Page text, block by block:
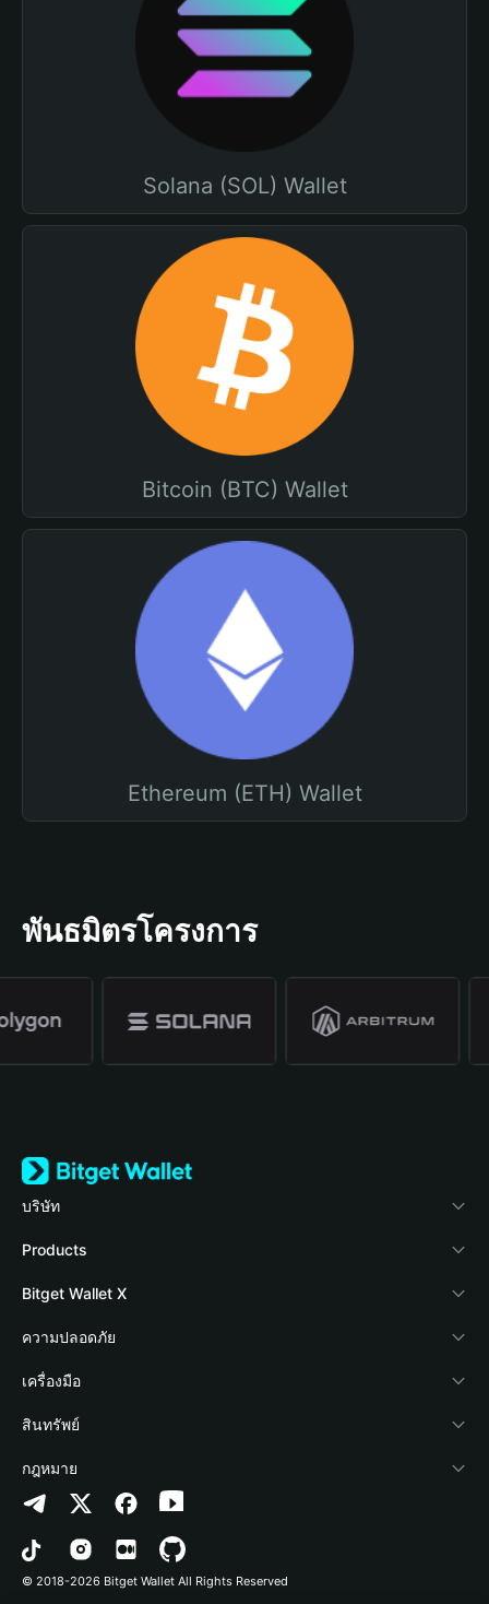
Solana (SOL) Wallet
Bitcoin (BTC) Wallet
Ethereum (ETH) Wallet
พันธมิตรโครงการ
บริษัท
เกี่ยวกับ Bitget Wallet
Blog
Academy
ข่าวสารด้านคริปโต
ศูนย์ช่วยเหลือ
ติดต่อเรา
ทรัพยากรข้อมูลของแบรนด์
อาชีพ
Products
Crypto Card
Stablecoin Earn
Payfi Crypto
Crypto Swap API
Altcoin Season Index
Prediction Markets
DApp
Bitget Wallet X
นักพัฒนา
เชื่อมต่อ Wallet
Bitget Wallet Pay
ลิสต์โปรเจกต์
ความปลอดภัย
Protection Fund
เทคโนโลยีความปลอดภัย
เครื่องมือ
ซื้อคริปโต
การตรวจจับการอนุญาต
การตรวจจับสัญญา
การโอนเป็นชุด
สินทรัพย์
Arbitrum
Avalanche
Bitcoin
กฎหมาย
นโยบายความเป็นส่วนตัว
ข้อตกลงในการใช้บริการ
© 2018-2026 Bitget Wallet All Rights Reserved